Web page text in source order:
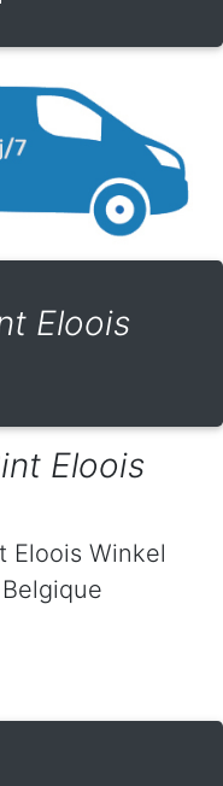
Eloois
Eloois
Eloois Winkel
Belgique